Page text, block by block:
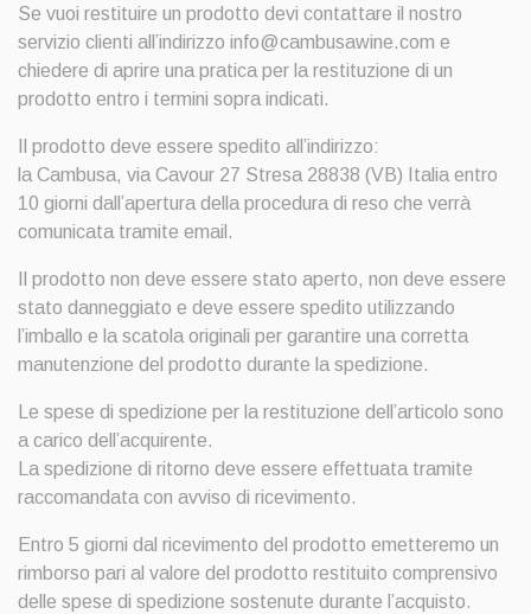
Se vuoi restituire un prodotto devi contattare il nostro
servizio clienti all’indirizzo info@cambusawine.com e
chiedere di aprire una pratica per la restituzione di un
prodotto entro i termini sopra indicati.
Il prodotto deve essere spedito all’indirizzo:
la Cambusa, via Cavour 27 Stresa 28838 (VB) Italia entro
10 giorni dall’apertura della procedura di reso che verrà
comunicata tramite email.
Il prodotto non deve essere stato aperto, non deve essere
stato danneggiato e deve essere spedito utilizzando
l’imballo e la scatola originali per garantire una corretta
manutenzione del prodotto durante la spedizione.
Le spese di spedizione per la restituzione dell’articolo sono
a carico dell’acquirente.
La spedizione di ritorno deve essere effettuata tramite
raccomandata con avviso di ricevimento.
Entro 5 giorni dal ricevimento del prodotto emetteremo un
rimborso pari al valore del prodotto restituito comprensivo
delle spese di spedizione sostenute durante l’acquisto.